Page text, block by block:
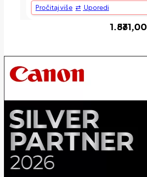
1.571,00
1.861,00
Pročitaj više Uporedi